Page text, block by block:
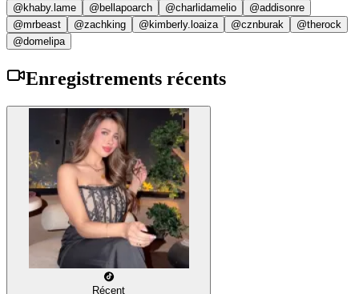
@khaby.lame @bellapoarch @charlidamelio
@addisonre
@mrbeast
@zachking @kimberly.loaiza @cznburak
@therock
@domelipa
Enregistrements récents
Récent